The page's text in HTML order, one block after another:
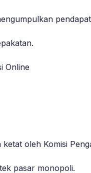
Online
oleh Komisi
pasar monopoli.